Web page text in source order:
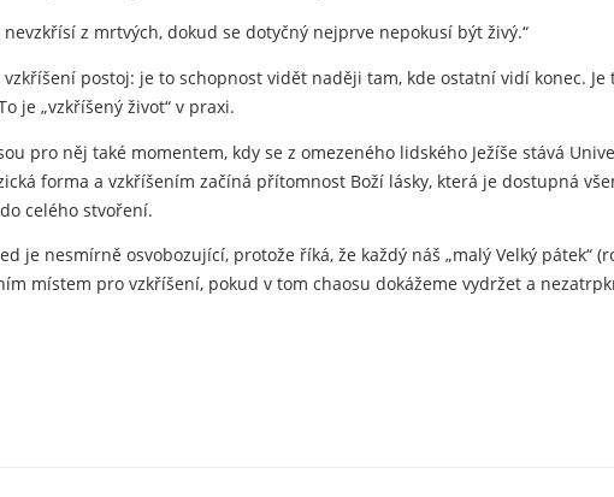
nevzkřísí z mrtvých, dokud se dotyčný nejprve nepokusí být živý.“
vzkříšení postoj: je to schopnost vidět naději tam, kde ostatní vidí konec.
je „vzkříšený život“ v praxi.
pro něj také momentem, kdy se z omezeného lidského Ježíše stává
forma a vzkříšením začíná přítomnost Boží lásky, která je dostupná
do celého stvoření.
je nesmírně osvobozující, protože říká, že každý náš „malý Velký pátek“
místem pro vzkříšení, pokud v tom chaosu dokážeme vydržet a